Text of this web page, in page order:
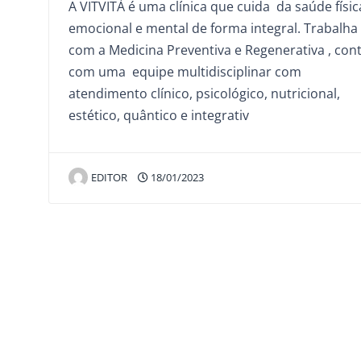
A VITVITÀ é uma clínica que cuida da saúde
emocional e mental de forma integral. Trabalha
com a Medicina Preventiva e Regenerativa ,
com uma equipe multidisciplinar com
atendimento clínico, psicológico, nutricional,
estético, quântico e integrativ
EDITOR 18/01/2023